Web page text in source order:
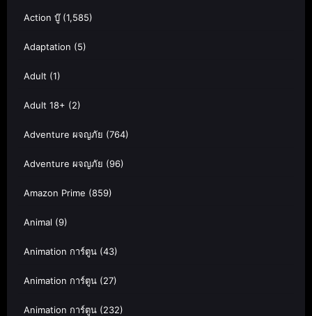
Action บู๊(1,585)
Adaptation (5)
Adult (1)
Adult 18+ (2)
Adventure ผจญภัย (764)
Adventure ผจญภัย (96)
Amazon Prime (859)
Animal (9)
Animation การ์ตูน (43)
Animation การ์ตูน (27)
Animation การ์ตูน (232)